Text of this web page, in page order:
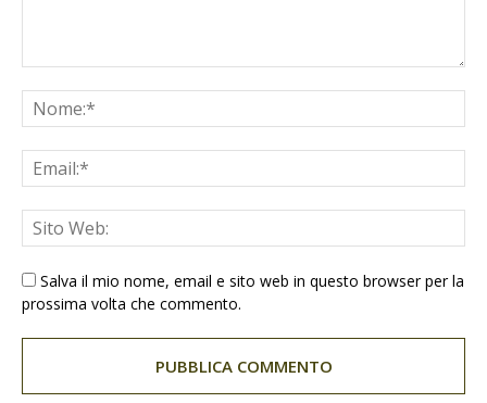
Salva il mio nome, email e sito web in questo browser per la
prossima volta che commento.